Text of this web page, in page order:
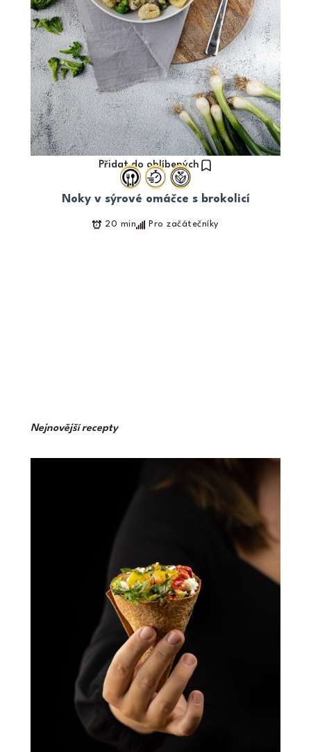
Přidat do oblíbených
Noky v sýrové omáčce s brokolicí
20 min Pro začátečníky
Nejnovější recepty